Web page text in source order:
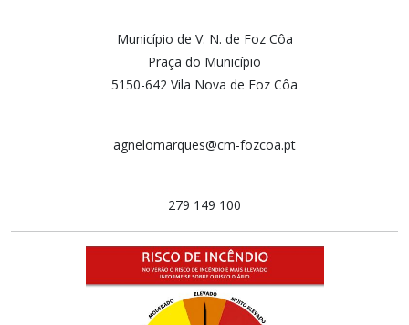
Município de V. N. de Foz Côa
Praça do Município
5150-642 Vila Nova de Foz Côa
agnelomarques@cm-fozcoa.pt
279 149 100